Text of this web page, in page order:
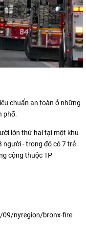
chuẩn an toàn ở những
phố.
lớn thứ hai tại một khu
người - trong đó có 7 trẻ
cộng thuộc TP
nyregion/bronx-fire